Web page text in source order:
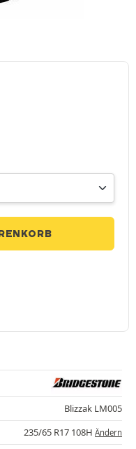
Blizzak LM005
235/65 R17 108H Ändern